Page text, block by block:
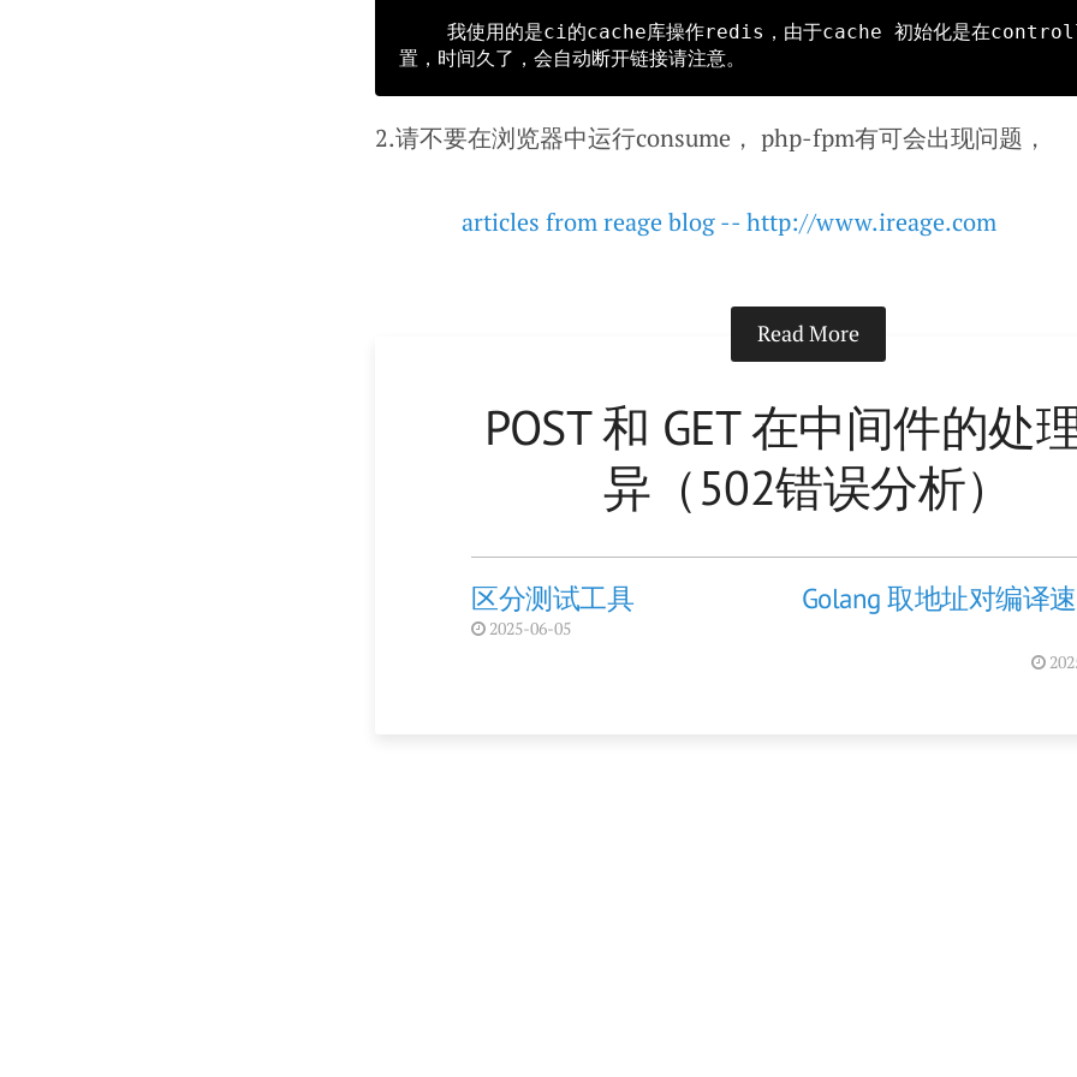
2.请不要在浏览器中运行consume， php-fpm有可会出现问题，
articles from reage blog -- http://www.ireage.com
Read More
POST 和 GET 在中间件的处
异（502错误分析）
区分测试工具
2025-06-05
Golang 取地址对编译